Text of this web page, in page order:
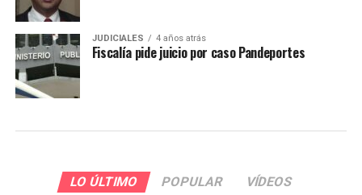
JUDICIALES 4 años atrás
Fiscalía pide juicio por caso Pandeportes
LO ÚLTIMO POPULAR VÍDEOS